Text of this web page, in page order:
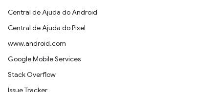
Central de Ajuda do Android
Central de Ajuda do Pixel
www.android.com
Google Mobile Services
Stack Overflow
Issue Tracker